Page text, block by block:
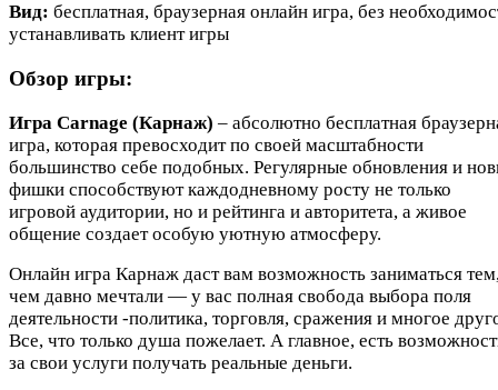
Вид: бесплатная, браузерная онлайн игра, без
устанавливать клиент игры
Обзор игры:
Игра Carnage (Карнаж) – абсолютно бесплатная
игра, которая превосходит по своей масштабности
большинство себе подобных. Регулярные обновления и
фишки способствуют каждодневному росту не только
игровой аудитории, но и рейтинга и авторитета, а живое
общение создает особую уютную атмосферу.
Онлайн игра Карнаж даст вам возможность заниматься
чем давно мечтали — у вас полная свобода выбора поля
деятельности -политика, торговля, сражения и многое
Все, что только душа пожелает. А главное, есть
за свои услуги получать реальные деньги.